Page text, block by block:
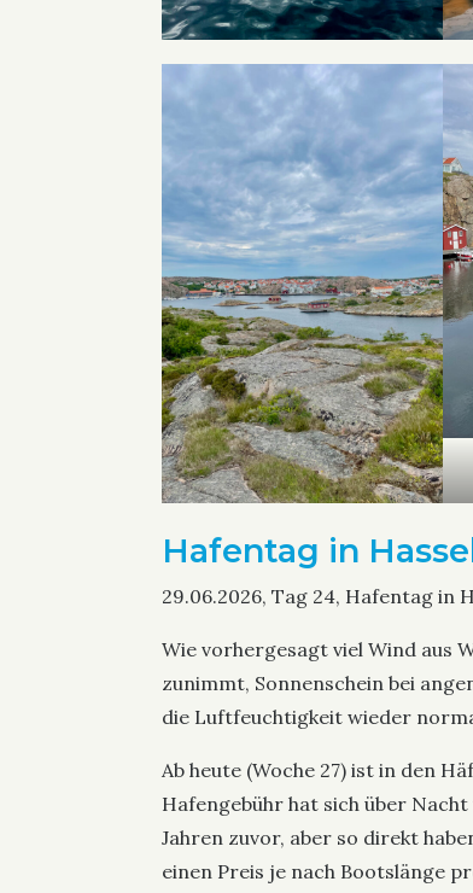
Hafentag in
29.06.2026, Tag 24, Hafentag in
Wie vorhergesagt viel Wind aus
zunimmt, Sonnenschein bei
die Luftfeuchtigkeit wieder
Ab heute (Woche 27) ist in den
Hafengebühr hat sich über
Jahren zuvor, aber so direkt
einen Preis je nach Bootslänge